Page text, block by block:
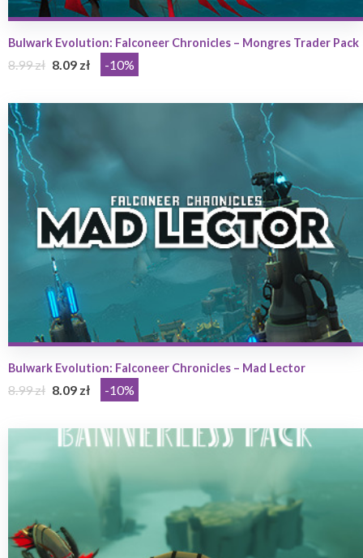
Bulwark Evolution: Falconeer Chronicles – Mongres Trader Pack
8.99 zł 8.09 zł -10%
Bulwark Evolution: Falconeer Chronicles – Mad Lector
8.99 zł 8.09 zł -10%